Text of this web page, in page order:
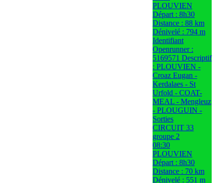
PLOUVIEN
Départ : 8h30
Distance : 88 km
Dénivelé : 794 m
Identifiant
Openrunner :
5169571 Descriptif
: PLOUVIEN -
Croaz Eugan -
Kerdalaes - St
Urfold - COAT-
MEAL - Mengleuz
- PLOUGUIN -
Sorties
CIRCUIT 33
groupe 2
08:30
PLOUVIEN
Départ : 8h30
Distance : 70 km
Dénivelé : 551 m